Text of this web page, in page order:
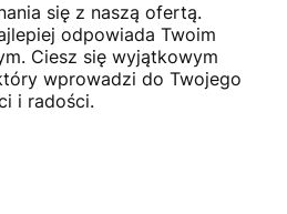
się z naszą ofertą.
odpowiada Twoim
Ciesz się wyjątkowym
wprowadzi do Twojego
i radości.